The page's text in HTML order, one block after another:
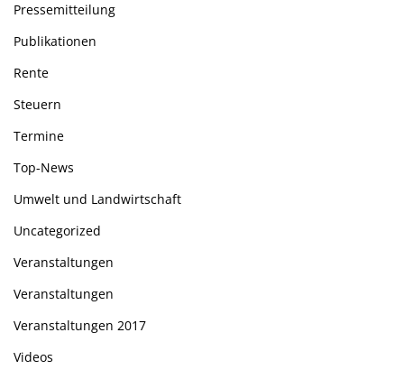
Pressemitteilung
Publikationen
Rente
Steuern
Termine
Top-News
Umwelt und Landwirtschaft
Uncategorized
Veranstaltungen
Veranstaltungen
Veranstaltungen 2017
Videos